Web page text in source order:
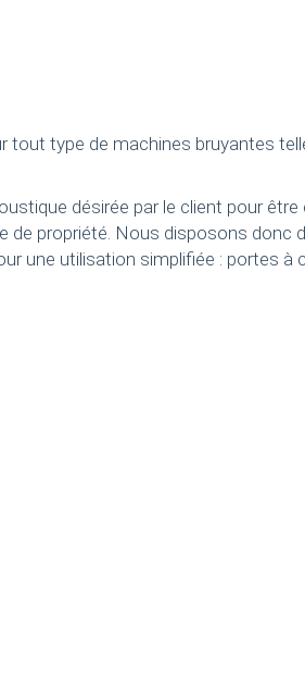
tout type de machines bruyantes
désirée par le client pour
de propriété. Nous disposons donc
une utilisation simplifiée : portes à